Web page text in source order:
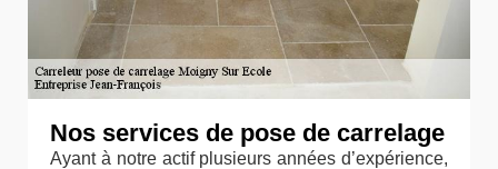
Nos services de pose de carrelage
Ayant à notre actif plusieurs années d’expérience,